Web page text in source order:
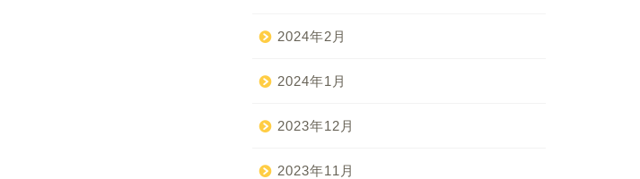
2024年2月
2024年1月
2023年12月
2023年11月